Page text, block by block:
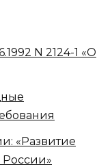
N 2124-1 «О
«Развитие